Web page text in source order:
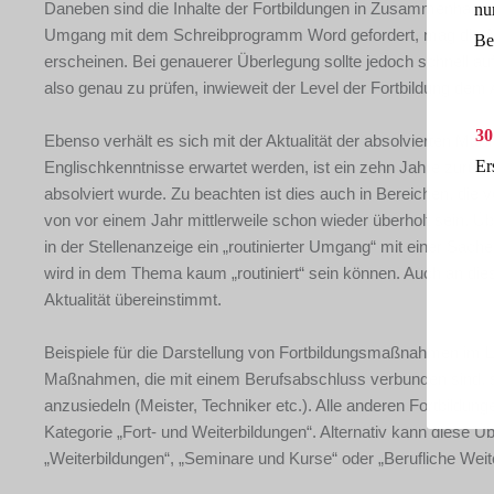
Daneben sind die Inhalte der Fortbildungen in
Umgang mit dem Schreibprogramm Word gefordert, mag die
erscheinen. Bei genauerer Überlegung sollte jedoch schnell
also genau zu prüfen, inwieweit der Level der Fortbildung
Ebenso verhält es sich mit der Aktualität der absolvierten
Englischkenntnisse erwartet werden, ist ein zehn Jahre
absolviert wurde. Zu beachten ist dies auch in Bereichen, die
von vor einem Jahr mittlerweile schon wieder überholt sein.
in der Stellenanzeige ein „routinierter Umgang“ mit einer
wird in dem Thema kaum „routiniert“ sein können. Auch an
Aktualität übereinstimmt.
Beispiele für die Darstellung von Fortbildungsmaßnahmen im
Maßnahmen, die mit einem Berufsabschluss verbunden sind,
anzusiedeln (Meister, Techniker etc.). Alle anderen
Kategorie „Fort- und Weiterbildungen“. Alternativ kann diese
„Weiterbildungen“, „Seminare und Kurse“ oder „Berufliche